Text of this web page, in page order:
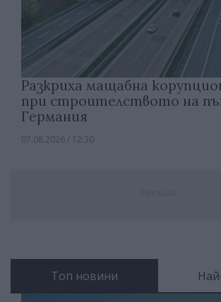
Разкриха мащабна
при строителството на
Германия
07.08.2026 / 12:30
Топ новини